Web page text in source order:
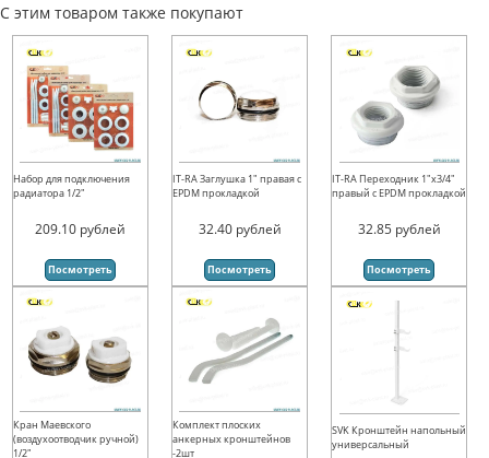
С этим товаром также покупают
Набор для подключения
радиатора 1/2"
209.10 рублей
Посмотреть
IT-RA Заглушка 1" правая с
EPDM прокладкой
32.40 рублей
Посмотреть
IT-RA Переходник 1"х3/4"
правый с EPDM прокладкой
32.85 рублей
Посмотреть
Кран Маевского
(воздухоотводчик ручной)
1/2"
Комплект плоских
анкерных кронштейнов
-2шт
SVK Кронштейн напольный
универсальный